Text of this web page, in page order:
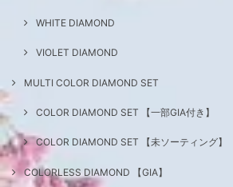
WHITE DIAMOND
VIOLET DIAMOND
MULTI COLOR DIAMOND SET
COLOR DIAMOND SET 【一部GIA付き】
COLOR DIAMOND SET 【未ソーティング】
COLORLESS DIAMOND 【GIA】